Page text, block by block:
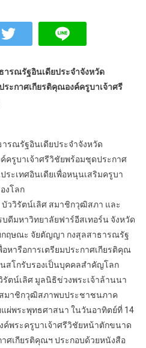
รณรัฐอินเดียประจำจังหวัด
ระกาศเกียรติคุณองค์ครูบาเจ้าศรี
รณรัฐอินเดียประจำจังหวัด
ครูบาเจ้าศรีวิชัยพร้อมชุดประกาศ
ะเทศอินเดียเพื่อหนุนเสริมครูบา
งโลก
ววิรัตน์เลิศ สมาชิกวุฒิสภา และ
มหาวิทยาลัยฟาร์อีสเทอร์น จังหวัด
กฤษณะ จัยตัญญา กงสุลสาธารณรัฐ
อหารือการเตรียมประกาศเกียรติคุณ
สโกรับรองเป็นบุคคลสำคัญโลก
ตน์เลิศ มูลนิธิข่วงพระเจ้าล้านนา
มาชิกวุฒิสภาพบประชาชนภาค
ผ่พระพุทธศาสนา ในวันอาทิตย์ที่ 14
ค์พระครูบาเจ้าศรีวิชัยหน้าตักขนาด
ศเกียรติคุณฯ ประกอบด้วยหนังสือ